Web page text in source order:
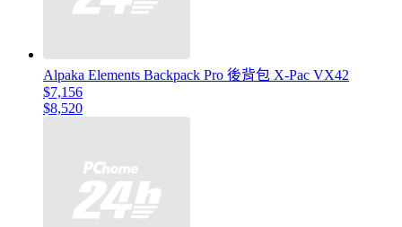
Alpaka Elements Backpack Pro 後背包 X-Pac VX42
$7,156
$8,520